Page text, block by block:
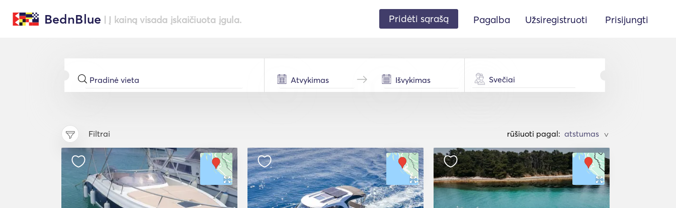
BednBlue | Į kainą visada įskaičiuota įgula. Pridėti sąrašą Pagalba Užsiregistruoti Prisijungti
Svečiai
Filtrai rūšiuoti pagal: >